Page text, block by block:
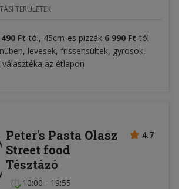
TERÜLETEK
Ft-tól, 45cm-es pizzák 6 990 Ft-tól
levesek, frissensültek, gyrosok,
az étlapon
4.7
Peter's Pasta Olasz
Street food
Tésztázó
10:00 - 19:55